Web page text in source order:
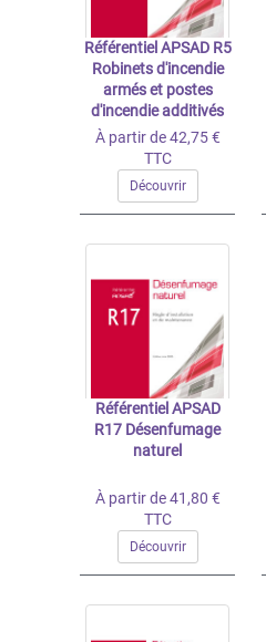
Référentiel APSAD R5
Robinets d'incendie
armés et postes
d'incendie additivés
À partir de 42,75 €
TTC
Découvrir
Référentiel APSAD
R17 Désenfumage
naturel
À partir de 41,80 €
TTC
Découvrir